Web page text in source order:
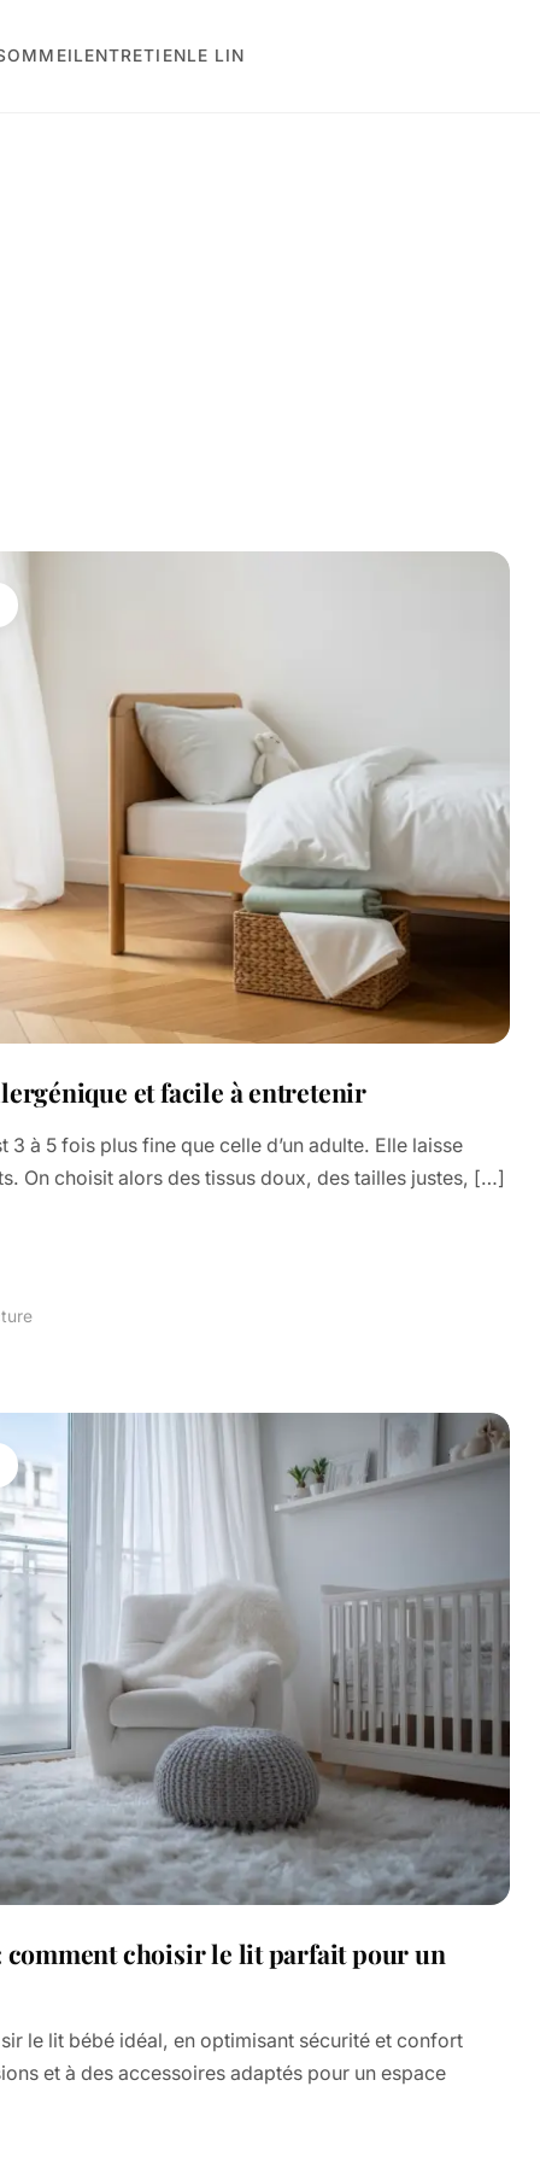
ENTRETIENLE LIN
et facile à entretenir
3 à 5 fois plus fine que celle d’un adulte. Elle laisse
On choisit alors des tissus doux, des tailles justes, […]
comment choisir le lit parfait pour un
le lit bébé idéal, en optimisant sécurité et confort
et à des accessoires adaptés pour un espace